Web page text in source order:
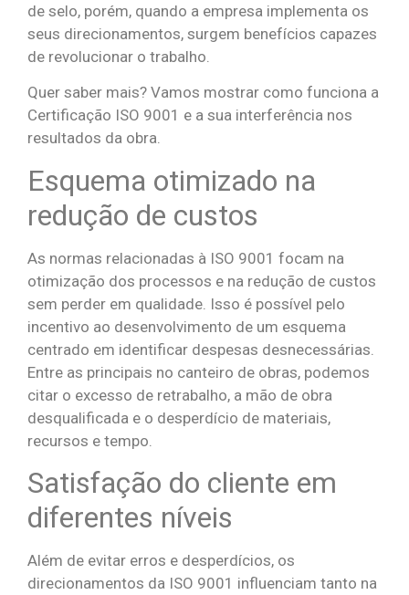
de selo, porém, quando a empresa implementa os
seus direcionamentos, surgem benefícios capazes
de revolucionar o trabalho.
Quer saber mais? Vamos mostrar como funciona a
Certificação ISO 9001 e a sua interferência nos
resultados da obra.
Esquema otimizado na
redução de custos
As normas relacionadas à ISO 9001 focam na
otimização dos processos e na redução de custos
sem perder em qualidade. Isso é possível pelo
incentivo ao desenvolvimento de um esquema
centrado em identificar despesas desnecessárias.
Entre as principais no canteiro de obras, podemos
citar o excesso de retrabalho, a mão de obra
desqualificada e o desperdício de materiais,
recursos e tempo.
Satisfação do cliente em
diferentes níveis
Além de evitar erros e desperdícios, os
direcionamentos da ISO 9001 influenciam tanto na